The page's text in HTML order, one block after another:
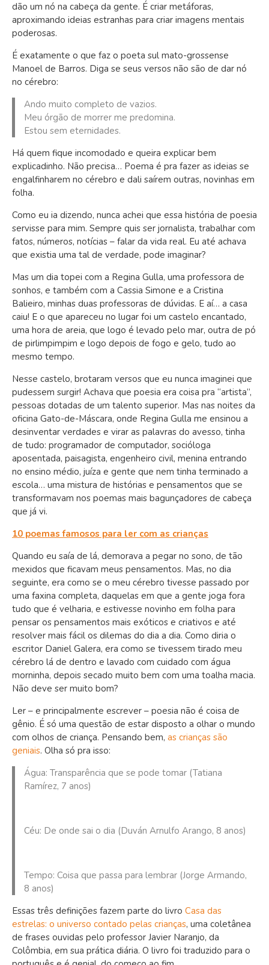
dão um nó na cabeça da gente. É criar metáforas,
aproximando ideias estranhas para criar imagens mentais
poderosas.
É exatamente o que faz o poeta sul mato-grossense
Manoel de Barros. Diga se seus versos não são de dar nó
no cérebro:
Ando muito completo de vazios.
Meu órgão de morrer me predomina.
Estou sem eternidades.
Há quem fique incomodado e queira explicar bem
explicadinho. Não precisa… Poema é pra fazer as ideias se
engalfinharem no cérebro e dali saírem outras, novinhas em
folha.
Como eu ia dizendo, nunca achei que essa história de poesia
servisse para mim. Sempre quis ser jornalista, trabalhar com
fatos, números, notícias – falar da vida real. Eu até achava
que existia uma tal de verdade, pode imaginar?
Mas um dia topei com a Regina Gulla, uma professora de
sonhos, e também com a Cassia Simone e a Cristina
Balieiro, minhas duas professoras de dúvidas. E aí… a casa
caiu! E o que apareceu no lugar foi um castelo encantado,
uma hora de areia, que logo é levado pelo mar, outra de pó
de pirlimpimpim e logo depois de fogo e gelo, tudo ao
mesmo tempo.
Nesse castelo, brotaram versos que eu nunca imaginei que
pudessem surgir! Achava que poesia era coisa pra “artista”,
pessoas dotadas de um talento superior. Mas nas noites da
oficina Gato-de-Máscara, onde Regina Gulla me ensinou a
desinventar verdades e virar as palavras do avesso, tinha
de tudo: programador de computador, socióloga
aposentada, paisagista, engenheiro civil, menina entrando
no ensino médio, juíza e gente que nem tinha terminado a
escola… uma mistura de histórias e pensamentos que se
transformavam nos poemas mais bagunçadores de cabeça
que já vi.
10 poemas famosos para ler com as crianças
Quando eu saía de lá, demorava a pegar no sono, de tão
mexidos que ficavam meus pensamentos. Mas, no dia
seguinte, era como se o meu cérebro tivesse passado por
uma faxina completa, daquelas em que a gente joga fora
tudo que é velharia, e estivesse novinho em folha para
pensar os pensamentos mais exóticos e criativos e até
resolver mais fácil os dilemas do dia a dia. Como diria o
escritor Daniel Galera, era como se tivessem tirado meu
cérebro lá de dentro e lavado com cuidado com água
morninha, depois secado muito bem com uma toalha macia.
Não deve ser muito bom?
Ler – e principalmente escrever – poesia não é coisa de
gênio. É só uma questão de estar disposto a olhar o mundo
com olhos de criança. Pensando bem, as crianças são
geniais. Olha só pra isso:
Água: Transparência que se pode tomar (Tatiana
Ramírez, 7 anos)
Céu: De onde sai o dia (Duván Arnulfo Arango, 8 anos)
Tempo: Coisa que passa para lembrar (Jorge Armando,
8 anos)
Essas três definições fazem parte do livro Casa das
estrelas: o universo contado pelas crianças, uma coletânea
de frases ouvidas pelo professor Javier Naranjo, da
Colômbia, em sua prática diária. O livro foi traduzido para o